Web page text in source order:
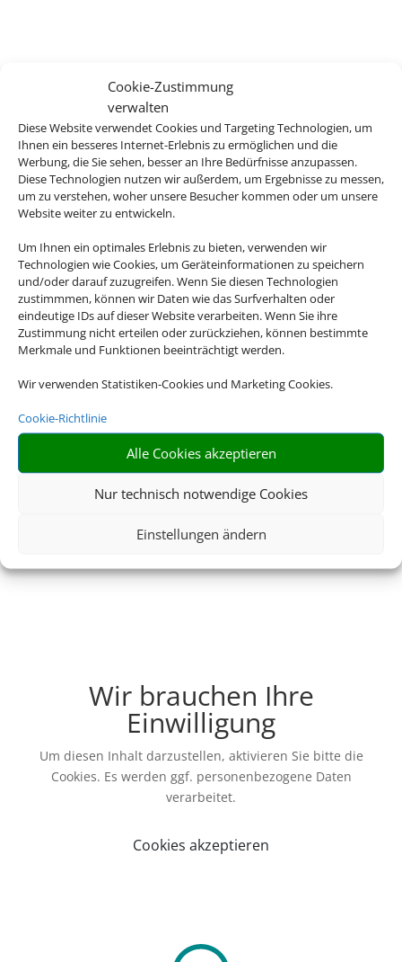
Cookie-Zustimmung
verwalten
Diese Website verwendet Cookies und Targeting Technologien, um
Ihnen ein besseres Internet-Erlebnis zu ermöglichen und die
Werbung, die Sie sehen, besser an Ihre Bedürfnisse anzupassen.
Diese Technologien nutzen wir außerdem, um Ergebnisse zu messen,
um zu verstehen, woher unsere Besucher kommen oder um unsere
Website weiter zu entwickeln.
Um Ihnen ein optimales Erlebnis zu bieten, verwenden wir
Technologien wie Cookies, um Geräteinformationen zu speichern
und/oder darauf zuzugreifen. Wenn Sie diesen Technologien
zustimmmen, können wir Daten wie das Surfverhalten oder
eindeutige IDs auf dieser Website verarbeiten. Wenn Sie ihre
Zustimmung nicht erteilen oder zurückziehen, können bestimmte
Merkmale und Funktionen beeinträchtigt werden.
Wir verwenden Statistiken-Cookies und Marketing Cookies.
Cookie-Richtlinie
Alle Cookies akzeptieren
Nur technisch notwendige Cookies
Einstellungen ändern
Wir brauchen Ihre
Einwilligung
Um diesen Inhalt darzustellen, aktivieren Sie bitte die
Cookies. Es werden ggf. personenbezogene Daten
verarbeitet.
Cookies akzeptieren